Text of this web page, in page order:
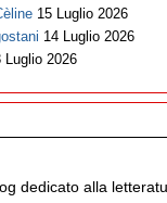
15 Luglio 2026
14 Luglio 2026
Luglio 2026
dedicato alla